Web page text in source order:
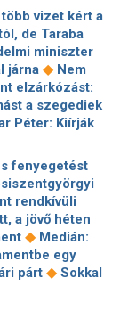
HM cége a
Anita
hogy
◆ Forró
az uniós
az
Török Gábor: Ez
nincs
kezdett a
◆
elnöke is
jövő hétre◆
Zabrze
◆Itt a
vizet kért a
de Taraba
miniszter
járna ◆ Nem
elzárkózást:
a szegediek
Péter: Kiírják
◆Orbán
honvédségi
◆ Ismert
csődbe,
az
is
orosz
fenyegetést
rendkívüli
a jövő héten
◆ Medián:
egy
párt ◆ Sokkal